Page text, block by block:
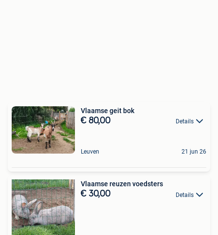
Vlaamse geit bok
€ 80,00 Details
Leuven 21 jun 26
Vlaamse reuzen voedsters
€ 30,00 Details